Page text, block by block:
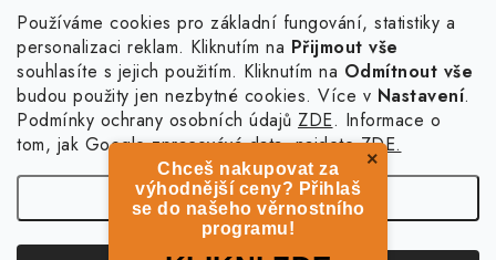
Používáme cookies pro základní fungování, statistiky a
personalizaci reklam. Kliknutím na Přijmout vše
souhlasíte s jejich použitím. Kliknutím na Odmítnout vše
budou použity jen nezbytné cookies. Více v Nastavení.
Podmínky ochrany osobních údajů ZDE. Informace o
tom, jak Google zpracovává data, najdeteZDE.
Nastavení
Informace
O nás
Kontakty
Výměna, vrácení a reklamace
Služby
PetExpert - pojištění psů
Pujčení paddleboardu a psí plovací vesty
Osobní odběr zboží - PRODEJNA
×
Chceš nakupovat za
výhodnější ceny? Přihlaš
se do našeho věrnostního
programu!